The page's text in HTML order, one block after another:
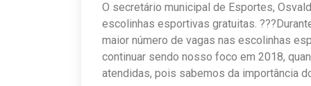
O secretário municipal de Esportes,
escolinhas esportivas gratuitas.
maior número de vagas nas escolinhas
continuar sendo nosso foco em 2018,
atendidas, pois sabemos da importância